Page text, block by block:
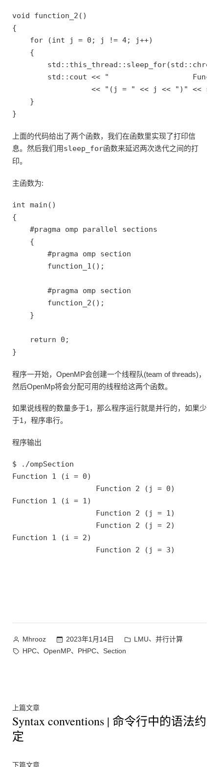
void function_2()
{
    for (int j = 0; j != 4; j++)
    {
std::cout << "
<< "(j = " << j << ")" <<
    }
上面的代码给出了两个函数，我们在函数里实现了打印信
息。然后我们用sleep_for函数来延迟两次迭代之间的打
印。
主函数为:
int main()
{
    #pragma omp parallel sections
    {
        #pragma omp section
        function_1();
        #pragma omp section
        function_2();
    }
    return 0;
程序一开始，OpenMP会创建一个线程队(team of threads)，
然后OpenMp将会分配可用的线程给这两个函数。
如果说线程的数量多于1，那么程序运行就是并行的，如果少
于1，程序串行。
程序输出
$ ./ompSection
Function 1 (i = 0)
                   Function 2 (j = 0)
Function 1 (i = 1)
                   Function 2 (j = 1)
                   Function 2 (j = 2)
Function 1 (i = 2)
作
者：
Mhrooz 2023年1月14日
发
LMU、 并行计算
标
HPC、 OpenMP、 PHPC、 Section
文
章
上篇文章上
篇
Syntax conventions | 命令行中的语法约
定
下篇文章下